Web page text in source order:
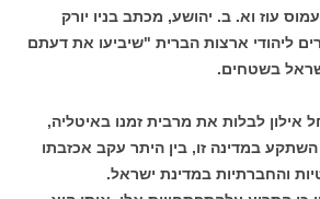
עוז וא. ב. יהושע, מכתב בניו יורק
ליהודי ארצות הברית "שיביעו את דעתם
בשטחים.
שנות ה-90 החל אילון לבלות את מרבית זמנו באיטליה,
הכריז כי השתקע במדינה זו, בין היתר עקב אכזבתו
והחברתיות במדינת ישראל.